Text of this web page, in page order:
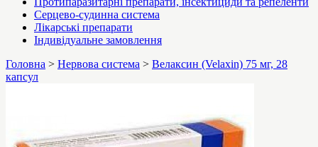
Серцево-судинна система
Лікарські препарати
Індивідуальне замовлення
Головна > Нервова система > Велаксин (Velaxin) 75 мг, 28
капсул